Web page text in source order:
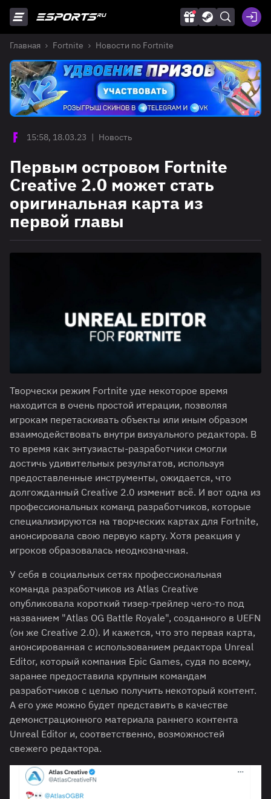
Главная Fortnite Новости по Fortnite
15:58, 18.03.23 | Новость
Первым островом Fortnite
Creative 2.0 может стать
оригинальная карта из
первой главы
Творчески режим Fortnite уде некоторое время
находится в очень простой итерации, позволяя
игрокам перетаскивать объекты или иным образом
взаимодействовать внутри визуального редактора. В
то время как энтузиасты-разработчики смогли
достичь удивительных результатов, используя
предоставленные инструменты, ожидается, что
долгожданный Creative 2.0 изменит всё. И вот одна из
профессиональных команд разработчиков, которые
специализируются на творческих картах для Fortnite,
анонсировала свою первую карту. Хотя реакция у
игроков образовалась неоднозначная.
У себя в социальных сетях профессиональная
команда разработчиков из Atlas Creative
опубликовала короткий тизер-трейлер чего-то под
названием "Atlas OG Battle Royale", созданного в UEFN
(он же Creative 2.0). И кажется, что это первая карта,
анонсированная с использованием редактора Unreal
Editor, который компания Epic Games, судя по всему,
заранее предоставила крупным командам
разработчиков с целью получить некоторый контент.
А его уже можно будет представить в качестве
демонстрационного материала раннего контента
Unreal Editor и, соответственно, возможностей
свежего редактора.